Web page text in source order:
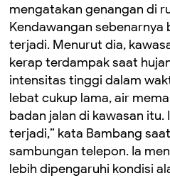
mengatakan genangan di
Kendawangan sebenarnya
terjadi. Menurut dia,
kerap terdampak saat
intensitas tinggi dalam
lebat cukup lama, air
badan jalan di kawasan itu.
terjadi,” kata Bambang
sambungan telepon. Ia
lebih dipengaruhi kondisi